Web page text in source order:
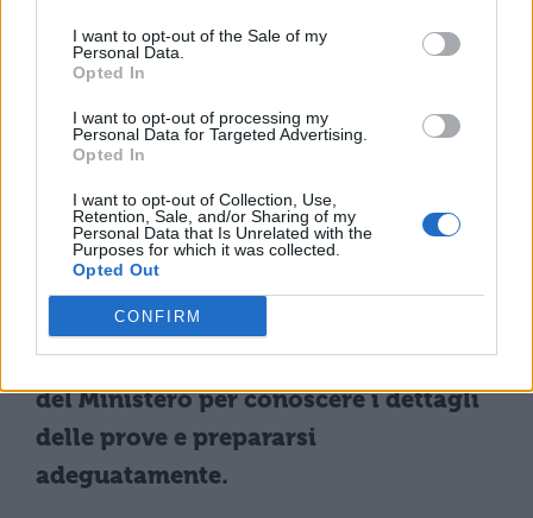
I want to opt-out of the Sale of my
Personal Data.
Opted In
I want to opt-out of processing my
Personal Data for Targeted Advertising.
Opted In
I want to opt-out of Collection, Use,
Retention, Sale, and/or Sharing of my
Personal Data that Is Unrelated with the
Purposes for which it was collected.
Opted Out
CONFIRM
2026/2027.
odontoiatria e protesi dentaria
medicina veterinaria in lingua inglese
professioni sanitarie(in entrambe le
lingue), i contenuti saranno stabiliti con
decreti separati attesi nelle prossime
settimane.Gli studenti dovranno quindi
monitorare gli aggiornamenti ufficiali
del Ministero per conoscere i dettagli
delle prove e prepararsi
adeguatamente.